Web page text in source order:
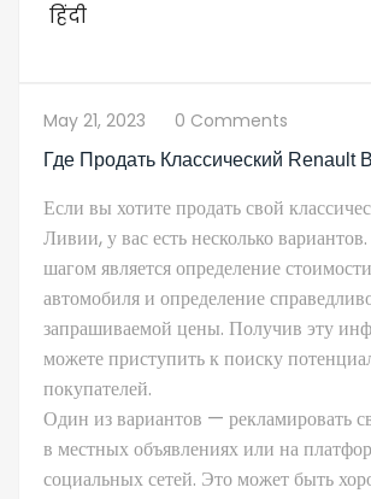
हिंदी
May 21, 2023 0 Comments
Где Продать Классический Renault
Если вы хотите продать свой
Ливии, у вас есть несколько
шагом является определение
автомобиля и определение
запрашиваемой цены. Получив эту
можете приступить к поиску
покупателей.
Один из вариантов — рекламировать
в местных объявлениях или на
социальных сетей. Это может быть